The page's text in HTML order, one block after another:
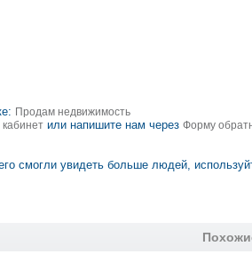
Продам недвижимость
или напишите нам через Форму
смогли увидеть больше людей,